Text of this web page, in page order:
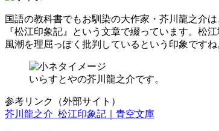
国語の教科書でもお馴染の大作家・芥川龍之介
『松江印象記』という文章で綴っています。松
風潮を理屈っぽく批判しているという印象です
いらすとやの芥川龍之介です。
参考リンク（外部サイト）
芥川龍之介 松江印象記｜青空文庫